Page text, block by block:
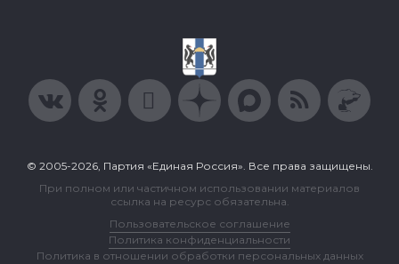
© 2005-2026, Партия «Единая Россия». Все права защищены.
При полном или частичном использовании материалов
ссылка на ресурс обязательна.
Пользовательское соглашение
Политика конфиденциальности
Политика в отношении обработки персональных данных